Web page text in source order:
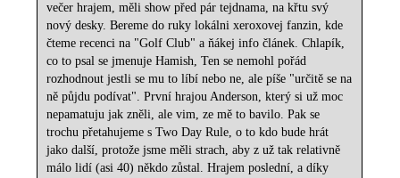
večer hrajem, měli show před pár tejdnama, na křtu svý
nový desky. Bereme do ruky lokálni xeroxovej fanzin, kde
čteme recenci na "Golf Club" a ňákej info článek. Chlapík,
co to psal se jmenuje Hamish, Ten se nemohl pořád
rozhodnout jestli se mu to líbí nebo ne, ale píše "určitě se na
ně půjdu podívat". První hrajou Anderson, který si už moc
nepamatuju jak zněli, ale vim, ze mě to bavilo. Pak se
trochu přetahujeme s Two Day Rule, o to kdo bude hrát
jako další, protože jsme měli strach, aby z už tak relativně
málo lidí (asi 40) někdo zůstal. Hrajem poslední, a díky